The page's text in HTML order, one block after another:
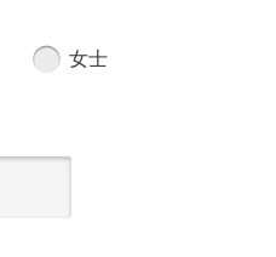
女士